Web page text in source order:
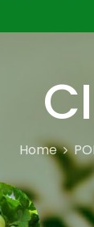
Home